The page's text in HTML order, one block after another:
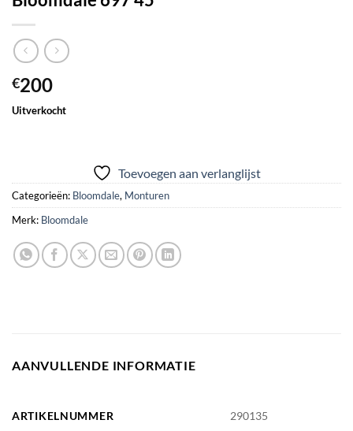
€200
Uitverkocht
Toevoegen aan verlanglijst
Categorieën: Bloomdale, Monturen
Merk: Bloomdale
AANVULLENDE INFORMATIE
ARTIKELNUMMER 290135